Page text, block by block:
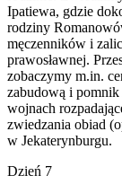
Ipatiewa, gdzie
rodziny
męczenników i
prawosławnej.
zobaczymy m.in.
zabudową i pomnik
wojnach
zwiedzania obiad
w Jekaterynburgu.
Dzień 7